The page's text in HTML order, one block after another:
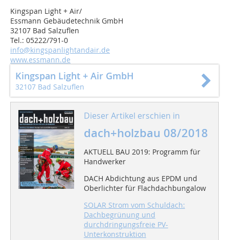
Kingspan Light + Air/
Essmann Gebäudetechnik GmbH
32107 Bad Salzuflen
Tel.: 05222/791-0
info@kingspanlightandair.de
www.essmann.de
Kingspan Light + Air GmbH
32107 Bad Salzuflen
Dieser Artikel erschien in
dach+holzbau 08/2018
AKTUELL BAU 2019: Programm für
Handwerker
DACH Abdichtung aus EPDM und
Oberlichter für Flachdachbungalow
SOLAR Strom vom Schuldach:
Dachbegrünung und
durchdringungsfreie PV-
Unterkonstruktion